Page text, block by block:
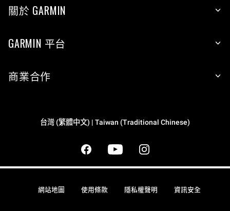
關於 GARMIN
GARMIN 平台
商業合作
台灣 (繁體中文) | Taiwan (Traditional Chinese)
網站地圖 使用條款 隱私權聲明 資訊安全